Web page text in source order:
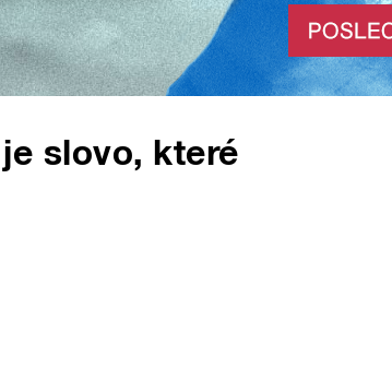
slovo, které